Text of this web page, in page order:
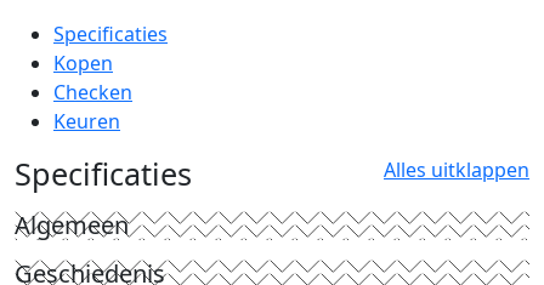
Specificaties
Kopen
Checken
Keuren
Specificaties Alles uitklappen
Algemeen
Geschiedenis